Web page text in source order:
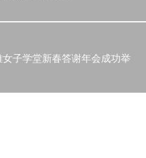
子学堂新春答谢年会成功举